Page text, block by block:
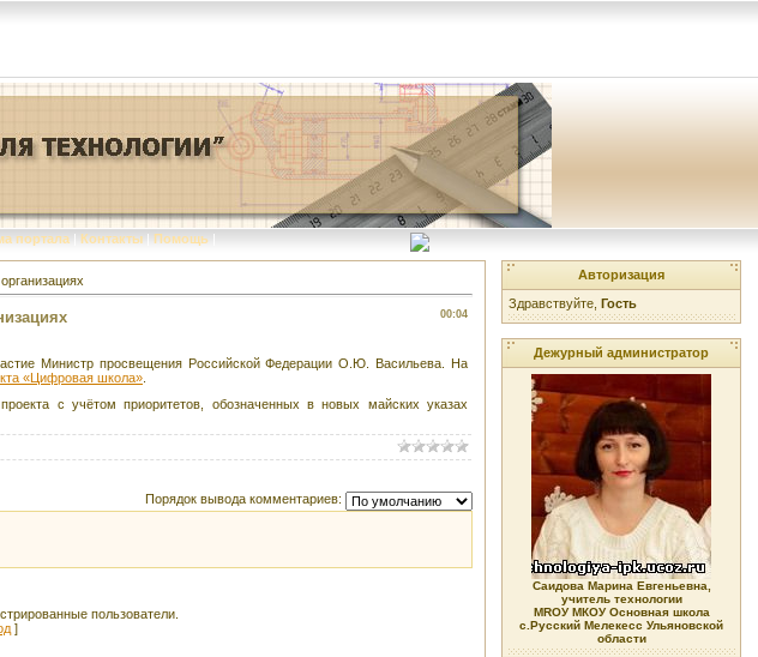
портала | Контакты | Помощь |
00:04
Министр просвещения Российской Федерации О.Ю. Васильева. На
«Цифровая школа»
с учётом приоритетов, обозначенных в новых майских указах
Порядок вывода комментариев:
пользователи.
]
Авторизация
Здравствуйте, Гость
Дежурный администратор
Саидова Марина Евгеньевна,
учитель технологии
МRОУ МКОУ Основная школа
с.Русский Мелекесс Ульяновской
области